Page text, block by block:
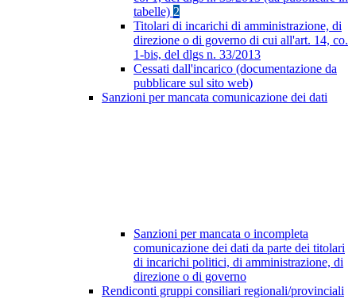
tabelle) 2
Titolari di incarichi di amministrazione, di
direzione o di governo di cui all'art. 14, co.
1-bis, del dlgs n. 33/2013
Cessati dall'incarico (documentazione da
pubblicare sul sito web)
Sanzioni per mancata comunicazione dei dati
Sanzioni per mancata o incompleta
comunicazione dei dati da parte dei titolari
di incarichi politici, di amministrazione, di
direzione o di governo
Rendiconti gruppi consiliari regionali/provinciali